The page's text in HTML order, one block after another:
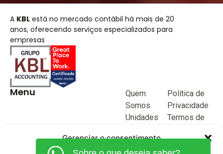
Gerenciar o consentimento
A KBL está no mercado contábil há mais de 20
anos, oferecendo serviços especializados para
empresas
Menu
Quem
Somos
Unidades
Blog
Política de
Privacidade
Termos de